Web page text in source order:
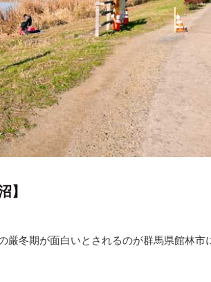
】
厳冬期が面白いとされるのが群馬県館林市